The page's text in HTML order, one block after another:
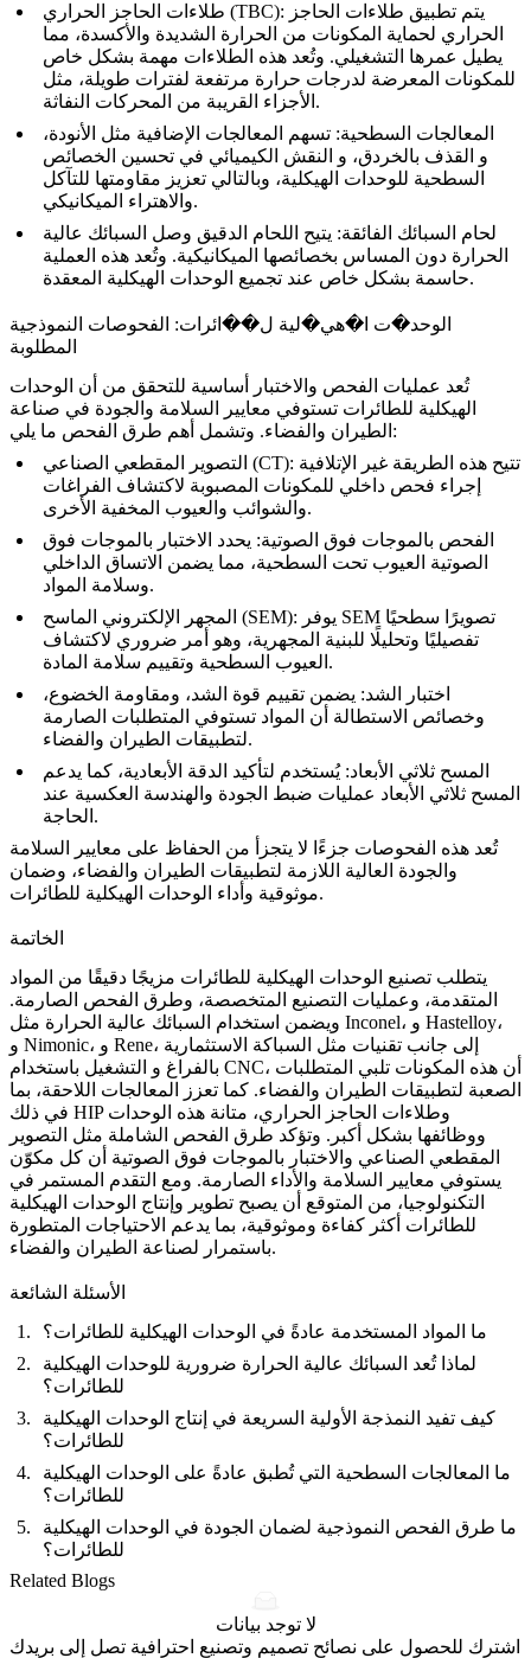
طلاءات الحاجز الحراري (TBC)
: يتم تطبيق طلاءات الحاجز
الحراري لحماية المكونات من الحرارة الشديدة والأكسدة، مما
يطيل عمرها التشغيلي. وتُعد هذه الطلاءات مهمة بشكل خاص
للمكونات المعرضة لدرجات حرارة مرتفعة لفترات طويلة، مثل
الأجزاء القريبة من المحركات النفاثة.
المعالجات السطحية: تسهم المعالجات الإضافية مثل الأنودة،
و القذف بالخردق، و النقش الكيميائي في تحسين الخصائص
السطحية للوحدات الهيكلية، وبالتالي تعزيز مقاومتها للتآكل
والاهتراء الميكانيكي.
لحام السبائك الفائقة: يتيح اللحام الدقيق وصل السبائك عالية
الحرارة دون المساس بخصائصها الميكانيكية. وتُعد هذه العملية
حاسمة بشكل خاص عند تجميع الوحدات الهيكلية المعقدة.
الوحد�ت ا�هي�لية ل��ائرات: الفحوصات النموذجية
المطلوبة
تُعد عمليات الفحص والاختبار
أساسية للتحقق من أن الوحدات
الهيكلية للطائرات تستوفي معايير السلامة والجودة في صناعة
الطيران والفضاء. وتشمل أهم طرق الفحص ما يلي:
التصوير المقطعي الصناعي (CT): تتيح هذه الطريقة غير الإتلافية
إجراء فحص داخلي للمكونات المصبوبة لاكتشاف الفراغات
والشوائب والعيوب المخفية الأخرى.
الفحص بالموجات فوق الصوتية: يحدد الاختبار بالموجات فوق
الصوتية العيوب تحت السطحية، مما يضمن الاتساق الداخلي
وسلامة المواد.
المجهر الإلكتروني الماسح (SEM)
SEM
تفصيليًا وتحليلًا للبنية المجهرية، وهو أمر ضروري لاكتشاف
العيوب السطحية وتقييم سلامة المادة.
اختبار الشد: يضمن تقييم قوة الشد، ومقاومة الخضوع،
وخصائص الاستطالة أن المواد تستوفي المتطلبات الصارمة
لتطبيقات الطيران والفضاء.
المسح ثلاثي الأبعاد: يُستخدم لتأكيد الدقة الأبعادية، كما يدعم
المسح ثلاثي الأبعاد عمليات ضبط الجودة والهندسة العكسية عند
الحاجة.
تُعد هذه الفحوصات جزءًا لا يتجزأ من الحفاظ على معايير السلامة
والجودة العالية اللازمة لتطبيقات الطيران والفضاء، وضمان
موثوقية وأداء الوحدات الهيكلية للطائرات .
الخاتمة
يتطلب تصنيع الوحدات الهيكلية للطائرات مزيجًا دقيقًا من المواد
المتقدمة، وعمليات التصنيع المتخصصة، وطرق الفحص الصارمة.
Inconel Hastelloy،
Nimonic Rene، إلى جانب تقنيات مثل السباكة الاستثمارية
بالفراغ و التشغيل باستخدام CNC، أن هذه المكونات تلبي المتطلبات
الصعبة لتطبيقات الطيران والفضاء. كما تعزز المعالجات اللاحقة، بما
HIP وطلاءات الحاجز الحراري، متانة هذه الوحدات
ووظائفها بشكل أكبر. وتؤكد طرق الفحص الشاملة مثل التصوير
المقطعي الصناعي و الاختبار بالموجات فوق الصوتية أن كل مكوّن
يستوفي معايير السلامة والأداء الصارمة. ومع التقدم المستمر في
التكنولوجيا، من المتوقع أن يصبح تطوير وإنتاج الوحدات الهيكلية
للطائرات أكثر كفاءة وموثوقية، بما يدعم الاحتياجات المتطورة
باستمرار لصناعة الطيران والفضاء.
الأسئلة الشائعة
ما المواد المستخدمة عادةً في الوحدات الهيكلية للطائرات؟
لماذا تُعد السبائك عالية الحرارة ضرورية للوحدات الهيكلية
للطائرات؟
كيف تفيد النمذجة الأولية السريعة في إنتاج الوحدات الهيكلية
للطائرات؟
ما المعالجات السطحية التي تُطبق عادةً على الوحدات الهيكلية
للطائرات؟
ما طرق الفحص النموذجية لضمان الجودة في الوحدات الهيكلية
للطائرات؟
Related Blogs
لا توجد بيانات
اشترك للحصول على نصائح تصميم وتصنيع احترافية تصل إلى بريدك